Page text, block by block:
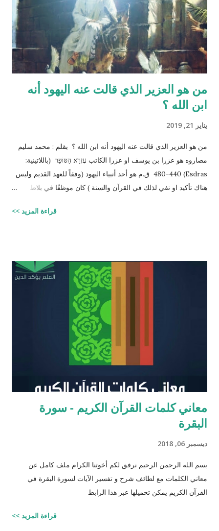
المرأة أذكرا بإذن الله، وإذا علا مني المرأة مني الرجل أنثا بإذن الله "
صحيح مسلم ‪http://fatwa.islamweb.net/fatwa/index.php?
page=sh...
من هو العزير الذي قالت عنه اليهود أنه
ابن الله ؟
يناير 21, 2019
من هو العزير الذي قالت عنه اليهود أنه ابن الله ؟ بقلم : محمد سليم
مصاروه هو عزرا بن يوسف او عزرا الكاتب עֶזְרָא הַסּוֹפֵר (باللاتينية:
Esdras) 480-440 ق.م هو أحد أنبياء اليهود (وفقاً للعهد القديم وليس
هناك تأكيد او نفي لذلك في القرآن والسنة ) كان موظفًا في بلاط
اليهودية وكان ملماً بالتوراة ومدرساً لتعاليمها وكذلك كان كاتباً ماهراً
تعاليمها وطهر المجتمع اليهودي من الزواج المختلط، ولهذه الأسباب
يحتل عزرا الكاتب مكانه عاليه جداً في الإرث الديني اليهود وقصته
مذكوره في ( سفر عزرا ) في العهد القديم ونجد في ملاحق الشروحات
اليهوديه للمشناه والمعروفه باسم ( توسفتا ) תוספתא نجد رأياً يُزعم ان
عزرا الكاتب كان مستحقاً لان تتنزل عليه التوراه لولا ان موسى عليه
السلام سبقه ! כי ראויה הייתה התורה להינתן על י...
قراءة المزيد >>
معاني كلمات القرآن الكريم - سورة
البقرة
ديسمبر 06, 2018
بسم الله الرحمن الرحيم نرفق لكم أخوتنا الكرام ملف كامل عن
معاني الكلمات مع لطائف شرح و تفسير الآيات لسورة البقرة في
القرآن الكريم يمكن تحميلها عبر هذا الرابط
قراءة المزيد >>